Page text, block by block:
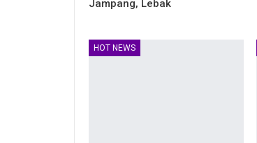
Jampang, Lebak
HOT NEWS